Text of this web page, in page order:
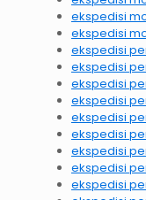
ekspedisi
ekspedisi
ekspedisi
ekspedisi
ekspedisi
ekspedisi
ekspedisi
ekspedisi
ekspedisi
ekspedisi
ekspedisi